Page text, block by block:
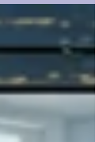
por prueba
reactivo) y el
de
de capital